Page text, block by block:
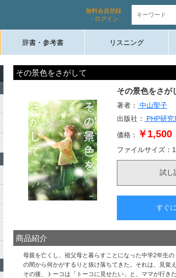
無料会員登録
・ログイン
辞書・参考書 リスニング
その景色をさがして
その景色をさが
著者：
中山聖子
出版社：
PHP研究
価格： ￥1,500
ファイルサイズ：
試し
すぐ
商品紹介
母親を亡くし、祖父母と暮らすことになった中学2年生
の間から何かがするりと抜け落ちてきた。それは、見覚
その後、トーコは「トーコに見せたい」と、ママが行